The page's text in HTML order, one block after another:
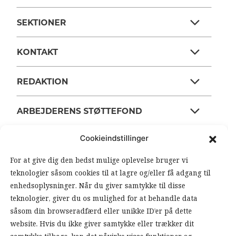
Cookieindstillinger
For at give dig den bedst mulige oplevelse bruger vi
teknologier såsom cookies til at lagre og/eller få adgang til
enhedsoplysninger. Når du giver samtykke til disse
teknologier, giver du os mulighed for at behandle data
såsom din browseradfærd eller unikke ID’er på dette
website. Hvis du ikke giver samtykke eller trækker dit
SEKTIONER
KONTAKT
REDAKTION
ARBEJDERENS STØTTEFOND
ANSVARSHAVENDE REDAKTØR
OM ARBEJDEREN
SOUNDCLOUD RSS FEEDS